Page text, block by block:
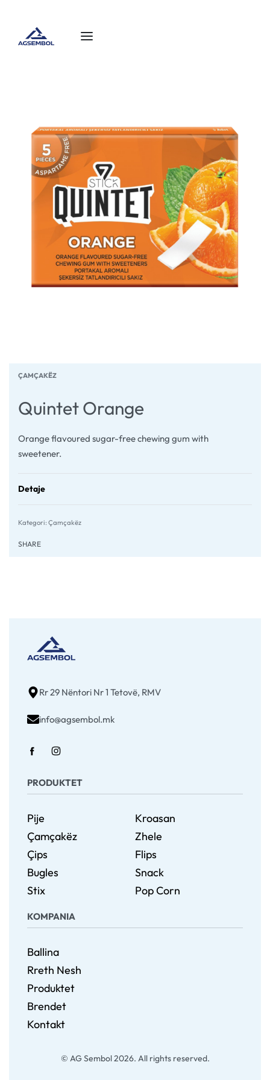
ÇAMÇAKËZ
Quintet Orange
Orange flavoured sugar-free chewing gum with
sweetener.
Detaje
Kategori: Çamçakëz
SHARE
Rr 29 Nëntori Nr 1 Tetovë, RMV
info@agsembol.mk
PRODUKTET
Pije
Kroasan
Çamçakëz
Zhele
Çips
Flips
Bugles
Snack
Stix
Pop Corn
KOMPANIA
Ballina
Rreth Nesh
Produktet
Brendet
Kontakt
© AG Sembol 2026. All rights reserved.